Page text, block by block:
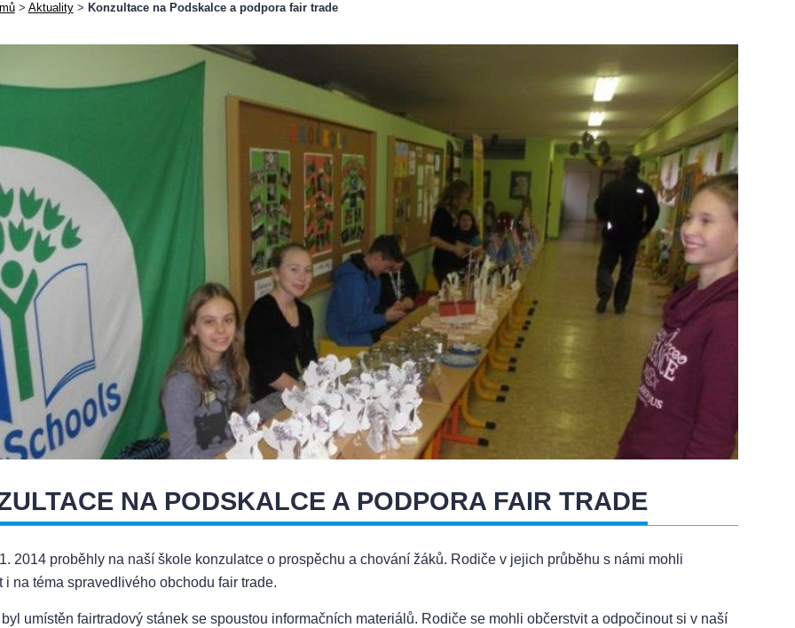
> Aktuality> Konzultace na Podskalce a podpora fair trade
NA PODSKALCE A PODPORA FAIR TRADE
2014 proběhly na naší škole konzulatce o prospěchu a chování žáků. Rodiče v jejich průběhu s námi mohli
i na téma spravedlivého obchodu fair trade.
umístěn fairtradový stánek se spoustou informačních materiálů. Rodiče se mohli občerstvit a odpočinout si v naší